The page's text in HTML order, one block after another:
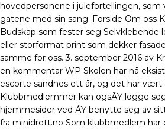
hovedpersonene i julefortellingen,
gatene med sin sang. Forside Om oss
Budskap som fester seg Selvklebende
eller storformat print som dekker
samme for oss. 3. september 2016 av
en kommentar WP Skolen har nå
escorte sandnes ett år, og det har vært
Klubbmedlemmer kan ogsÃ¥ logge
hjemmesider ved Ã¥ benytte seg av
fra minidrett.no Som klubbmedlem har